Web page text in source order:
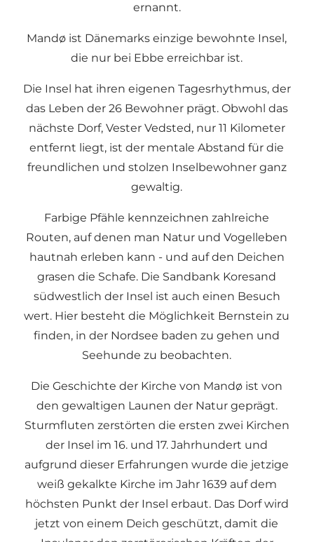
ernannt.
Mandø ist Dänemarks einzige bewohnte Insel,
die nur bei Ebbe erreichbar ist.
Die Insel hat ihren eigenen Tagesrhythmus, der
das Leben der 26 Bewohner prägt. Obwohl das
nächste Dorf, Vester Vedsted, nur 11 Kilometer
entfernt liegt, ist der mentale Abstand für die
freundlichen und stolzen Inselbewohner ganz
gewaltig.
Farbige Pfähle kennzeichnen zahlreiche
Routen, auf denen man Natur und Vogelleben
hautnah erleben kann - und auf den Deichen
grasen die Schafe. Die Sandbank Koresand
südwestlich der Insel ist auch einen Besuch
wert. Hier besteht die Möglichkeit Bernstein zu
finden, in der Nordsee baden zu gehen und
Seehunde zu beobachten.
Die Geschichte der Kirche von Mandø ist von
den gewaltigen Launen der Natur geprägt.
Sturmfluten zerstörten die ersten zwei Kirchen
der Insel im 16. und 17. Jahrhundert und
aufgrund dieser Erfahrungen wurde die jetzige
weiß gekalkte Kirche im Jahr 1639 auf dem
höchsten Punkt der Insel erbaut. Das Dorf wird
jetzt von einem Deich geschützt, damit die